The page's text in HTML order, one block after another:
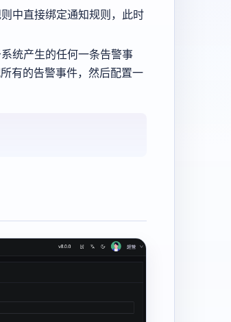
中直接绑定通知规则，此时
统产生的任何一条告警事
有的告警事件，然后配置一